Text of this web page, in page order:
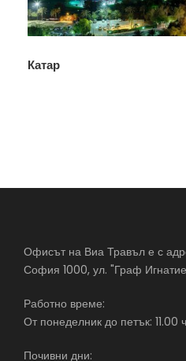
Катар
Офисът на Виа Травъл е с
София 1000, ул. "Граф
Работно време:
От понеделник до петък: 11.00
Почивни дни: